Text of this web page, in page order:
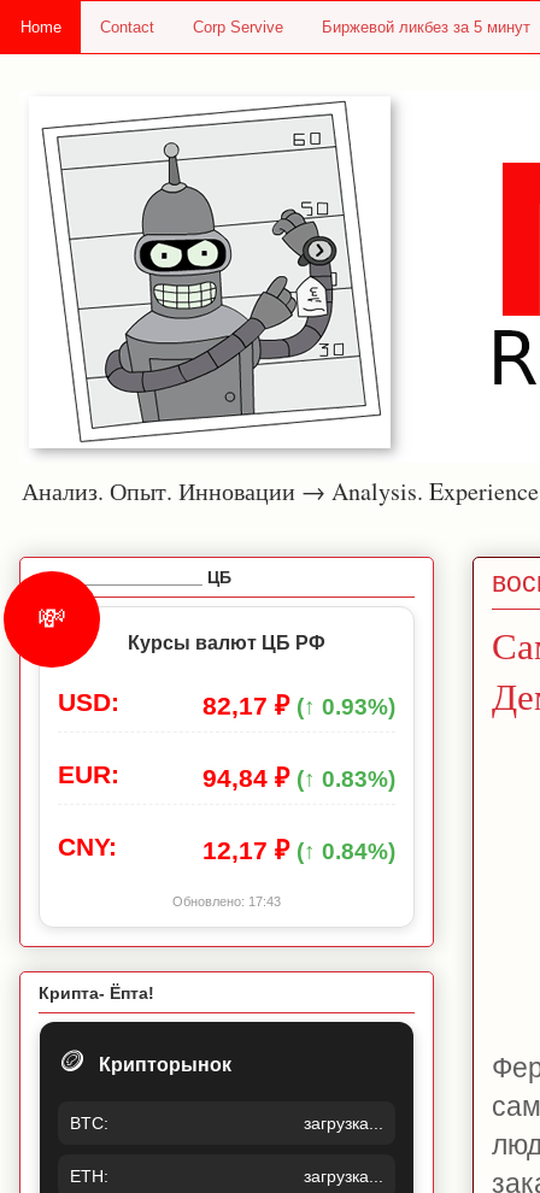
Home Contact Corp Servive Биржевой ликбез за 5 минут
Анализ. Опыт. Инновации → Analysis.
_________________ ЦБ
💸
Курсы валют ЦБ РФ
USD: 82,17 ₽ (↑ 0.93%)
EUR: 94,84 ₽ (↑ 0.83%)
CNY: 12,17 ₽ (↑ 0.84%)
Обновлено: 17:43
Крипта- Ёпта!
🪙 Крипторынок
BTC: загрузка...
ETH: загрузка...